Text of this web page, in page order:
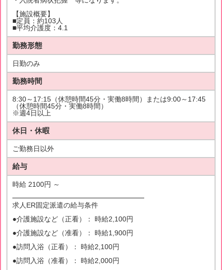
【施設概要】
■定員：約103人
■平均介護度：4.1
勤務形態
日勤のみ
勤務時間
8:30～17:15（休憩時間45分・実働8時間）または9:00～17:45
（休憩時間45分・実働8時間）
※週4日以上
休日・休暇
ご勤務日以外
給与
時給 2100円 ～
━━━━━━━━━━━━━━━━━━━
求人ER固定派遣の給与条件
●介護施設など（正看）： 時給2,100円
●介護施設など（准看）： 時給1,900円
●訪問入浴（正看）： 時給2,100円
●訪問入浴（准看）： 時給2,000円